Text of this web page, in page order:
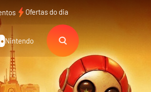
Ofertas do dia
Nintendo